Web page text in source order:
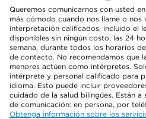
Queremos comunicarnos con usted
más cómodo cuando nos llame o nos
interpretación calificados, incluido el
disponibles sin ningún costo, las 24
semana, durante todos los horarios
de contacto. No recomendamos que
menores actúen como intérpretes.
intérprete y personal calificado para
idioma. Esto puede incluir
cuidado de la salud bilingües. Están
de comunicación: en persona, por
Obtenga información sobre los